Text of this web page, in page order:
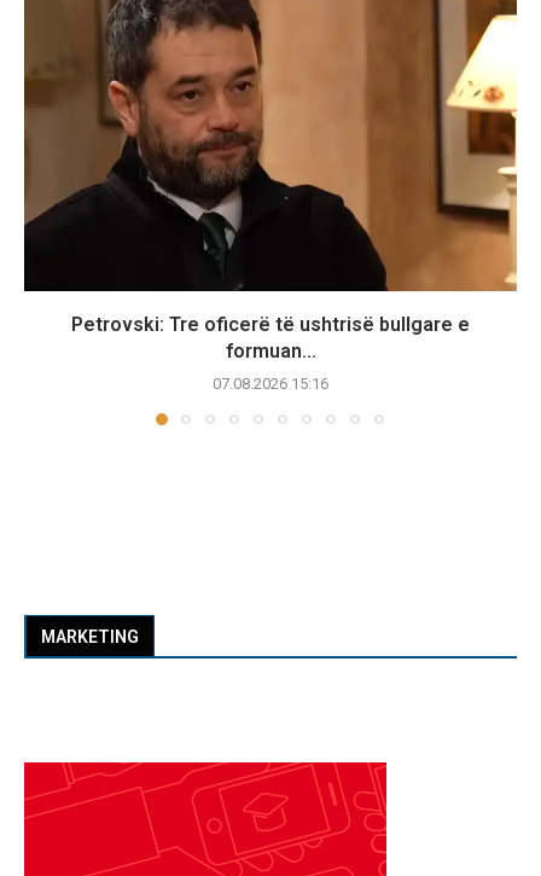
Petrovski: Tre oficerë të ushtrisë bullgare e
formuan...
07.08.2026 15:16
MARKETING